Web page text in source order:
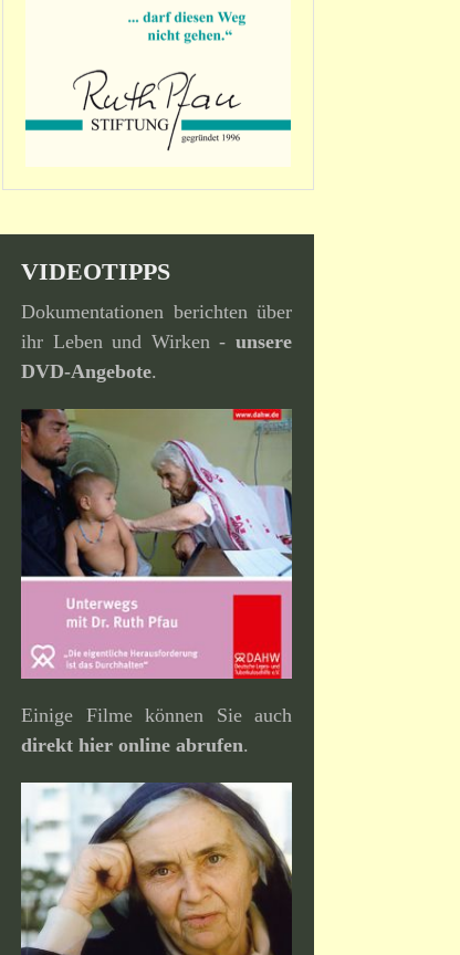
VIDEOTIPPS
Dokumentationen berichten über
ihr Leben und Wirken - unsere
DVD-Angebote.
Einige Filme können Sie auch
direkt hier online abrufen.